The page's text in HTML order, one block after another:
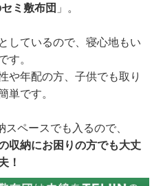
ミ敷布団 」。
しているので、寝心地もい
す。
や年配の方、子供でも取り
単です。
ペースでも入るので、
収納にお困りの方でも大丈
！